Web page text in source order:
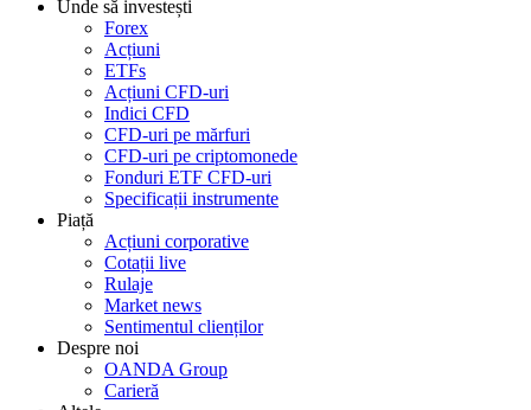
Unde să investești
Forex
Acțiuni
ETFs
Acțiuni CFD-uri
Indici CFD
CFD-uri pe mărfuri
CFD-uri pe criptomonede
Fonduri ETF CFD-uri
Specificații instrumente
Piață
Acțiuni corporative
Cotații live
Rulaje
Market news
Sentimentul clienților
Despre noi
OANDA Group
Carieră